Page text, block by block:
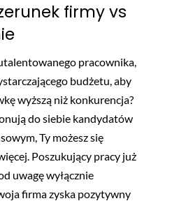
firmy vs
pracownika,
budżetu, aby
wyższą niż konkurencja?
do siebie kandydatów
Ty możesz się
Poszukujący pracy już
uwagę wyłącznie
firma zyska pozytywny